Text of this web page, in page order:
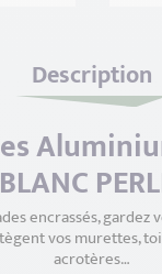
Description
encrassés, gardez
vos murettes,
acrotères…